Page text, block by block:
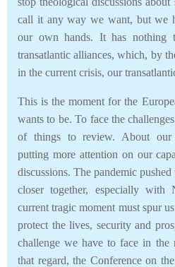
call it any way we want, but we
our own hands. It has nothing
transatlantic alliances, which, by
in the current crisis, our
This is the moment for the
wants to be. To face the
of things to review. About our
putting more attention on our
discussions. The pandemic
closer together, especially with
current tragic moment must spur
protect the lives, security and
challenge we have to face in the
that regard, the Conference on